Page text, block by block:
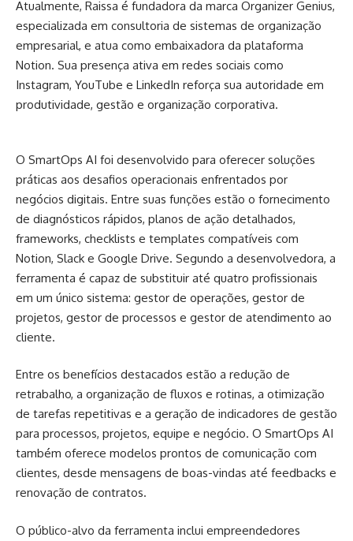
Atualmente, Raissa é fundadora da marca Organizer Genius,
especializada em consultoria de sistemas de organização
empresarial, e atua como embaixadora da plataforma
Notion. Sua presença ativa em redes sociais como
Instagram, YouTube e LinkedIn reforça sua autoridade em
produtividade, gestão e organização corporativa.
O SmartOps AI foi desenvolvido para oferecer soluções
práticas aos desafios operacionais enfrentados por
negócios digitais. Entre suas funções estão o fornecimento
de diagnósticos rápidos, planos de ação detalhados,
frameworks, checklists e templates compatíveis com
Notion, Slack e Google Drive. Segundo a desenvolvedora, a
ferramenta é capaz de substituir até quatro profissionais
em um único sistema: gestor de operações, gestor de
projetos, gestor de processos e gestor de atendimento ao
cliente.
Entre os benefícios destacados estão a redução de
retrabalho, a organização de fluxos e rotinas, a otimização
de tarefas repetitivas e a geração de indicadores de gestão
para processos, projetos, equipe e negócio. O SmartOps AI
também oferece modelos prontos de comunicação com
clientes, desde mensagens de boas-vindas até feedbacks e
renovação de contratos.
O público-alvo da ferramenta inclui empreendedores